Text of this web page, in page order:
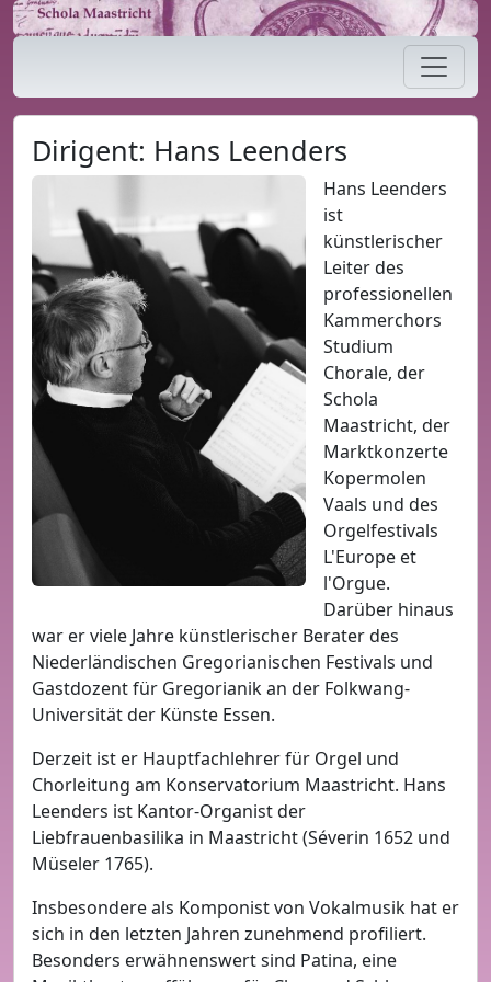
Dirigent » Schola Maastricht
Dirigent: Hans Leenders
Hans Leenders
ist
künstlerischer
Leiter des
professionellen
Kammerchors
Studium
Chorale, der
Schola
Maastricht, der
Marktkonzerte
Kopermolen
Vaals und des
Orgelfestivals
L'Europe et
l'Orgue.
Darüber hinaus
war er viele Jahre künstlerischer Berater des
Niederländischen Gregorianischen Festivals und
Gastdozent für Gregorianik an der Folkwang-
Universität der Künste Essen.
Derzeit ist er Hauptfachlehrer für Orgel und
Chorleitung am Konservatorium Maastricht. Hans
Leenders ist Kantor-Organist der
Liebfrauenbasilika in Maastricht (Séverin 1652 und
Müseler 1765).
Insbesondere als Komponist von Vokalmusik hat er
sich in den letzten Jahren zunehmend profiliert.
Besonders erwähnenswert sind Patina, eine